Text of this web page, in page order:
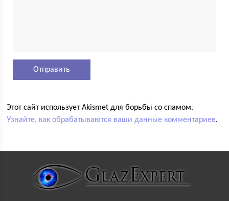
Этот сайт использует Akismet для борьбы со спамом.
Узнайте, как обрабатываются ваши данные комментариев.